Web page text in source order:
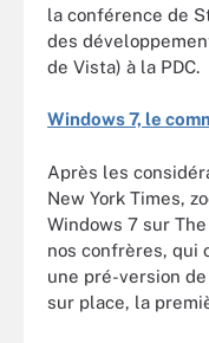
la conférence de
des
de Vista) à la PDC.
Windows 7, le
Après les
New York Times,
Windows 7 sur
nos confrères, qui
une pré-version
sur place, la